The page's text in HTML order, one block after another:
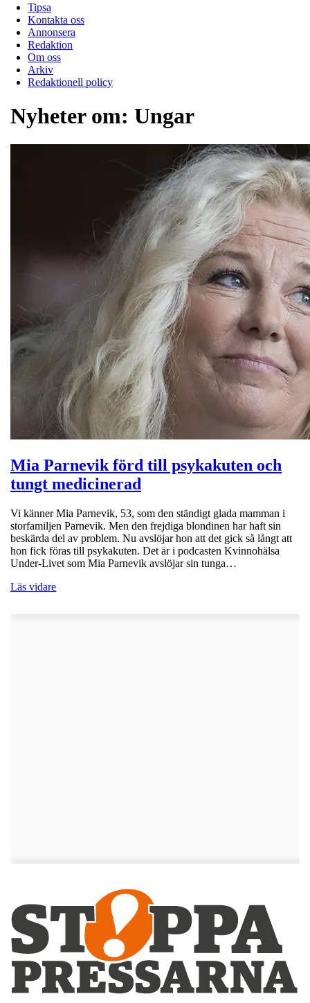
Tipsa
Kontakta oss
Annonsera
Redaktion
Om oss
Arkiv
Redaktionell policy
Nyheter om: Ungar
Mia Parnevik förd till psykakuten och
tungt medicinerad
Vi känner Mia Parnevik, 53, som den ständigt glada mamman i
storfamiljen Parnevik. Men den frejdiga blondinen har haft sin
beskärda del av problem. Nu avslöjar hon att det gick så långt att
hon fick föras till psykakuten. Det är i podcasten Kvinnohälsa
Under-Livet som Mia Parnevik avslöjar sin tunga…
Läs vidare